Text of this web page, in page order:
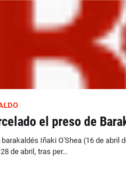
el preso de
barakaldés Iñaki O'Shea (16 de abril
de abril, tras per…